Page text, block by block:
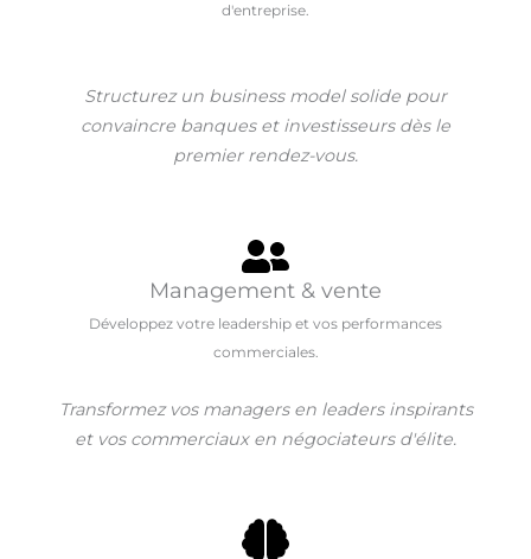
d'entreprise.
Structurez un business model solide pour
convaincre banques et investisseurs dès le
premier rendez-vous.
Management & vente
Développez votre leadership et vos performances
commerciales.
Transformez vos managers en leaders inspirants
et vos commerciaux en négociateurs d'élite.